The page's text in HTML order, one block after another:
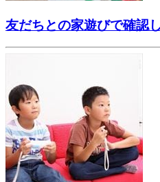
友だちとの家遊びで確認